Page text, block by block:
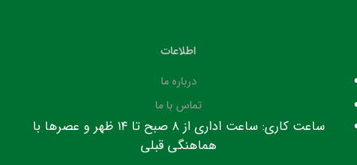
اطلاعات
درباره ما
تماس با ما
ساعت کاری: ساعت اداری از ۸ صبح تا ۱۴ ظهر و عصرها با
هماهنگی قبلی